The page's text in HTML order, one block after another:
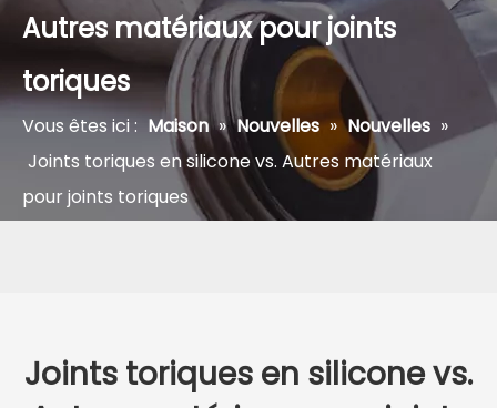
Autres matériaux pour joints
toriques
Vous êtes ici : Maison » Nouvelles » Nouvelles »
Joints toriques en silicone vs. Autres matériaux
pour joints toriques
Joints toriques en silicone vs.